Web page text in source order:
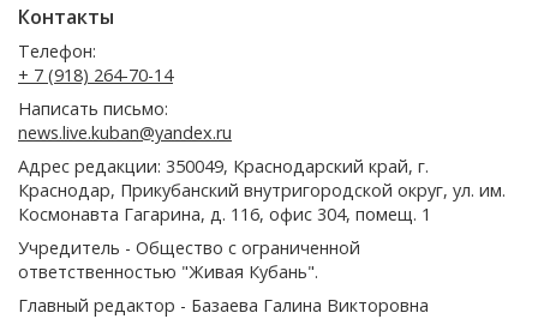
Контакты
Телефон:
+ 7 (918) 264-70-14
Написать письмо:
news.live.kuban@yandex.ru
Адрес редакции: 350049, Краснодарский край, г.
Краснодар, Прикубанский внутригородской округ, ул. им.
Космонавта Гагарина, д. 116, офис 304, помещ. 1
Учредитель - Общество с ограниченной
ответственностью "Живая Кубань".
Главный редактор - Базаева Галина Викторовна